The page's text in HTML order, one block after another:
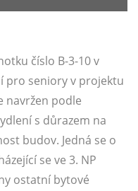
číslo B-3-10 v
pro seniory v projektu
navržen podle
s důrazem na
budov. Jedná se o
se ve 3. NP
ostatní bytové